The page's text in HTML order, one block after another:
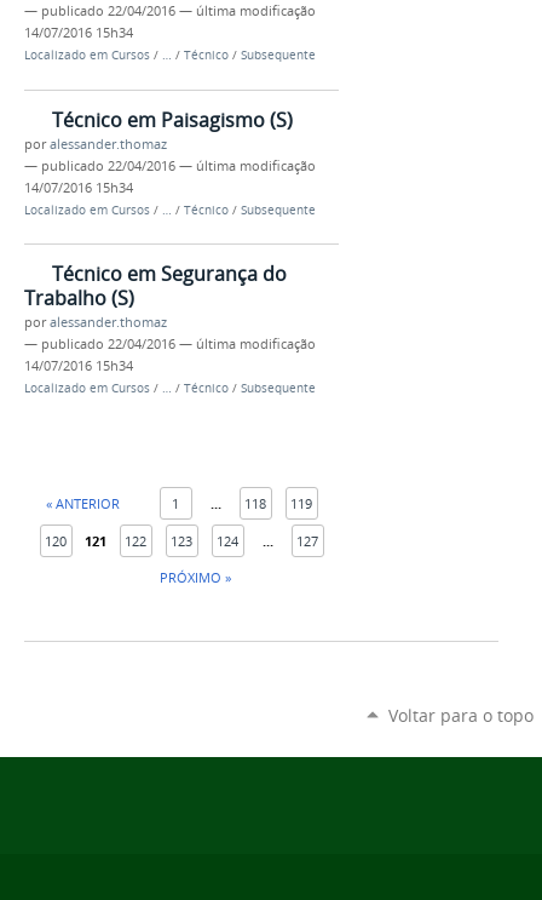
— publicado 22/04/2016 — última modificação
14/07/2016 15h34
Localizado em Cursos / … / Técnico / Subsequente
Técnico em Paisagismo (S)
poralessander.thomaz
— publicado 22/04/2016 — última modificação
14/07/2016 15h34
Localizado em Cursos / / Técnico / Subsequente
Técnico em Segurança do
Trabalho (S)
poralessander.thomaz
— publicado 22/04/2016 — última modificação
14/07/2016 15h34
Localizado em Cursos / … / Técnico / Subsequente
« ANTERIOR 1 ... 118 119
120 121 122 123 124 ...
127
PRÓXIMO »
Voltar para o topo